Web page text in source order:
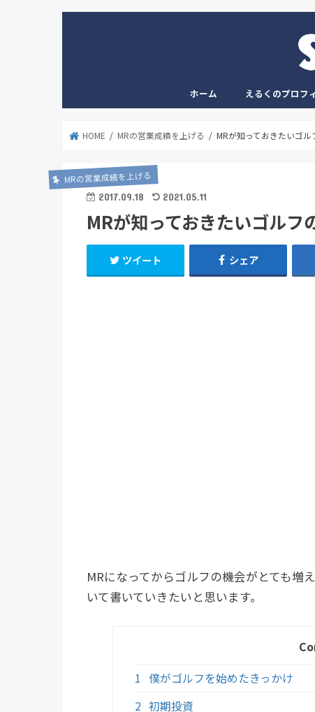
ホーム えるくのプロフ
HOME MRの営業成績を上げる MRが知っておきたいゴル
MRの営業成績を上げる
2017.09.18 2021.05.11
MRが知っておきたいゴルフ
ツイート シェア
MRになってからゴルフの機会がとても増
いて書いていきたいと思います。
1 僕がゴルフを始めたきっかけ
2 初期投資